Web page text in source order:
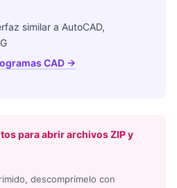
similar a AutoCAD,
CAD →
para abrir archivos ZIP y
descomprímelo con